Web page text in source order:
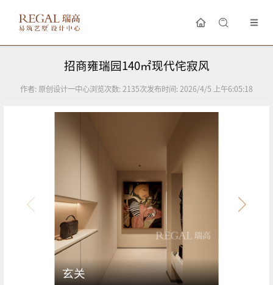
招商雍瑞园140㎡现代侘寂风
作者: 原创设计一中心浏览次数: 2135次发布时间: 2026/4/5 上午6:05:18
玄关